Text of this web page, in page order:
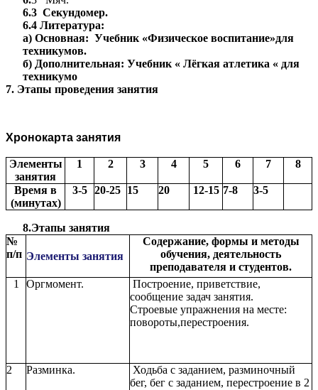
6.3 Секундомер.
6.4 Литература:
а) Основная: Учебник «Физическое воспитание»для
техникумов.
б) Дополнительная: Учебник « Лёгкая атлетика « для
техникумо
7. Этапы проведения занятия
Хронокарта занятия
Элементы
занятия
1 2 3 4 5 6 7 8
Время в
(минутах)
3-5 20-25 15 20 12-15 7-8 3-5
8.Этапы занятия
№
п/п Элементы занятия
Содержание, формы и методы
обучения, деятельность
преподавателя и студентов.
1
Оргмомент.
Построение, приветствие,
сообщение задач занятия.
Строевые упражнения на месте:
повороты,перестроения.
2 Разминка.
Ходьба с заданием, разминочный
бег, бег с заданием, перестроение в 2